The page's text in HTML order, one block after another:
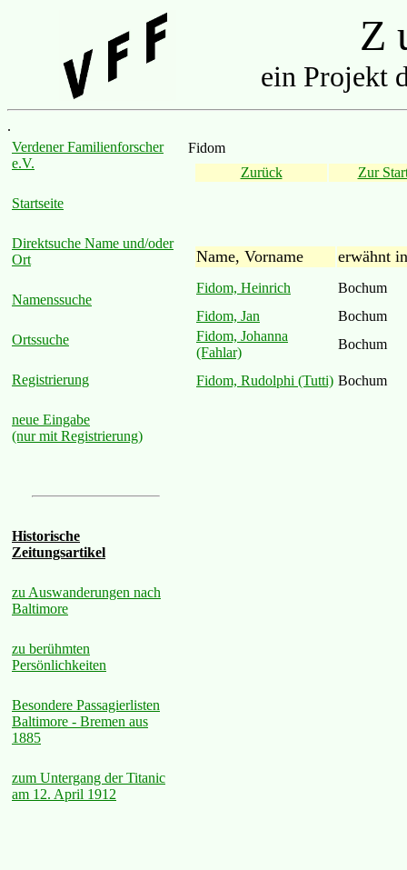
Z
ein Projekt
.
Verdener Familienforscher
e.V.
Startseite
Direktsuche Name und/oder
Ort
Namenssuche
Ortssuche
Registrierung
neue Eingabe
(nur mit Registrierung)
Historische
Zeitungsartikel
zu Auswanderungen nach
Baltimore
zu berühmten
Persönlichkeiten
Besondere Passagierlisten
Baltimore - Bremen aus
1885
zum Untergang der Titanic
am 12. April 1912
Fidom
Zurück
Zur
Name, Vorname erwähnt in
Fidom, Heinrich
Bochum
Fidom, Jan
Bochum
Fidom, Johanna
(Fahlar)
Bochum
Fidom, Rudolphi (Tutti) Bochum